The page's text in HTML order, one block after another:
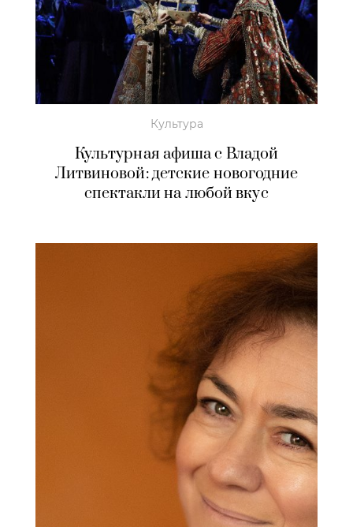
Культура
Культурная афиша с Владой
Литвиновой: детские новогодние
спектакли на любой вкус